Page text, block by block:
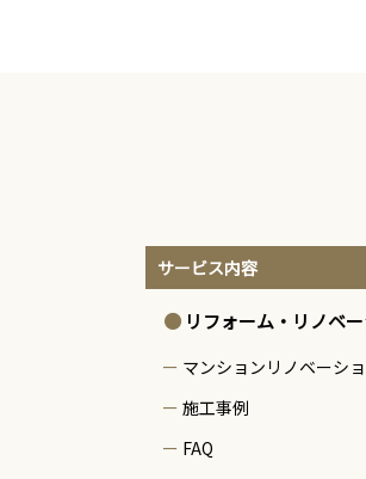
サービス内容
リフォーム・リノベ
マンションリノベーシ
施工事例
FAQ